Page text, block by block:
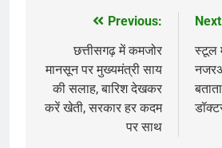
navigation
Previous:
छत्तीसगढ़ में कमजोर
मानसून पर मुख्यमंत्री साय
की सलाह, बारिश देखकर
करें खेती, सरकार हर कदम
पर साथ
स्टूल